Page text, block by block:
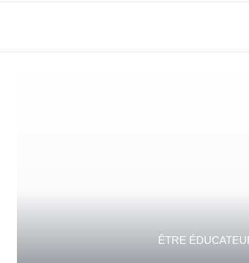
ÊTRE